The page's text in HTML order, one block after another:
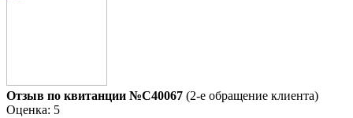
Отзыв по квитанции №C40067 (2-е обращение клиента)
Оценка: 5